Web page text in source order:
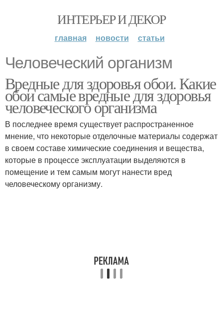
ИНТЕРЬЕР И ДЕКОР
главная новости статьи
Человеческий организм
Вредные для здоровья обои. Какие
обои самые вредные для здоровья
человеческого организма
В последнее время существует распространенное
мнение, что некоторые отделочные материалы содержат
в своем составе химические соединения и вещества,
которые в процессе эксплуатации выделяются в
помещение и тем самым могут нанести вред
человеческому организму.